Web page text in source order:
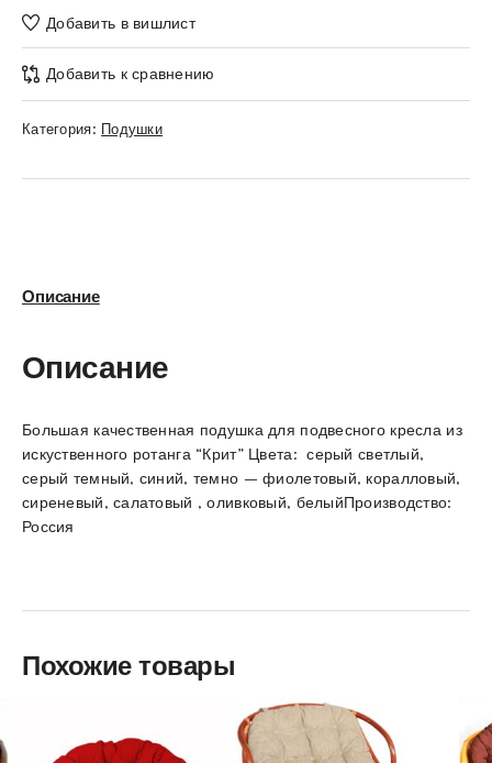
Добавить в вишлист
Добавить к сравнению
Категория: Подушки
Описание
Описание
Большая качественная подушка для подвесного кресла из
искуственного ротанга “Крит” Цвета: серый светлый,
серый темный, синий, темно – фиолетовый, коралловый,
сиреневый, салатовый , оливковый, белыйПроизводство:
Россия
Похожие товары